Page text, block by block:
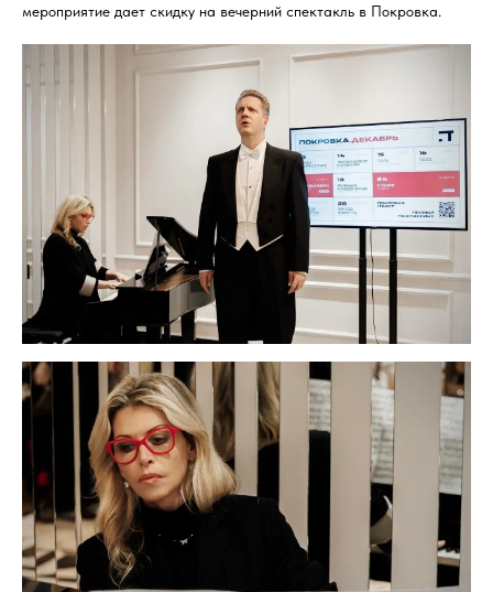
мероприятие дает скидку на вечерний спектакль в Покровка.